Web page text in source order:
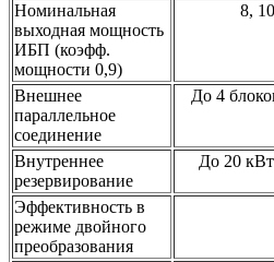
Номинальная
выходная мощность
ИБП (коэфф.
мощности 0,9)
8,
Внешнее
параллельное
соединение
До 4
Внутреннее
резервирование
До 20
Эффективность в
режиме двойного
преобразования